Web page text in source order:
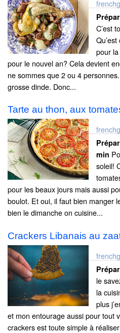
C’est
pour
pour le nouvel an? Cela devient
ne sommes que 2 ou 4
grosse dinde. Donc...
Tarte au thon, aux
min
soleil!
pour les beaux jours mais aussi
boulot. Et oui, il faut bien manger
bien le dimanche on cuisine...
Crackers Libanais au
le
la
plus
et mon entourage aussi pour tout
crackers est toute simple à